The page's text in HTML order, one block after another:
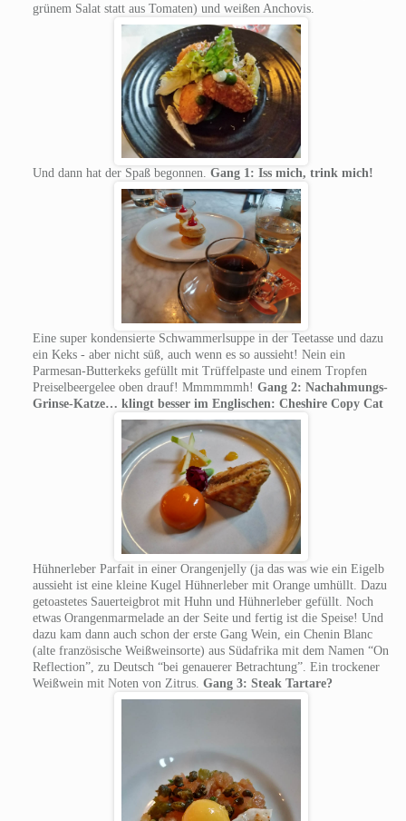
grünem Salat statt aus Tomaten) und weißen Anchovis.
Und dann hat der Spaß begonnen. Gang 1: Iss mich, trink mich!
Eine super kondensierte Schwammerlsuppe in der Teetasse und dazu
ein Keks - aber nicht süß, auch wenn es so aussieht! Nein ein
Parmesan-Butterkeks gefüllt mit Trüffelpaste und einem Tropfen
Preiselbeergelee oben drauf! Mmmmmmh! Gang 2: Nachahmungs-
Grinse-Katze… klingt besser im Englischen: Cheshire Copy Cat
Hühnerleber Parfait in einer Orangenjelly (ja das was wie ein Eigelb
aussieht ist eine kleine Kugel Hühnerleber mit Orange umhüllt. Dazu
getoastetes Sauerteigbrot mit Huhn und Hühnerleber gefüllt. Noch
etwas Orangenmarmelade an der Seite und fertig ist die Speise! Und
dazu kam dann auch schon der erste Gang Wein, ein Chenin Blanc
(alte französische Weißweinsorte) aus Südafrika mit dem Namen “On
Reflection”, zu Deutsch “bei genauerer Betrachtung”. Ein trockener
Weißwein mit Noten von Zitrus. Gang 3: Steak Tartare?